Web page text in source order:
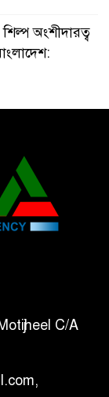
অংশীদারত্ব
ভিনির, ইতিহাস
ব্রাজিল
বিক্রির
C/A